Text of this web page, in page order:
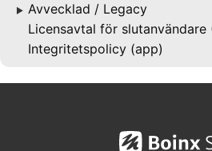
▶ Avvecklad / Legacy
Licensavtal för slutanvändare
Integritetspolicy (app)